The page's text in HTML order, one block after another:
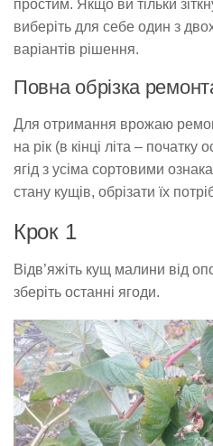
простим. Якщо ви тільки
виберіть для себе один з
варіантів рішення.
Повна обрізка
Для отримання врожаю
на рік (в кінці літа – початку
ягід з усіма сортовими
стану кущів, обрізати їх
Крок 1
Відв’яжіть кущ малини від
зберіть останні ягоди.